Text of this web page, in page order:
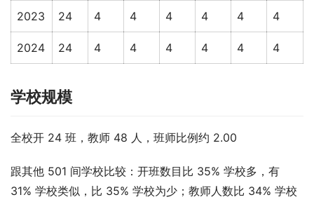
2023 24 4 4 4 4 4 4
2024 24 4 4 4 4 4 4
学校规模
全校开 24 班，教师 48 人，班师比例约 2.00
跟其他 501 间学校比较：开班数目比 35% 学校多，有
31% 学校类似，比 35% 学校为少；教师人数比 34% 学校